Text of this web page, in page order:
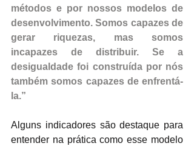
métodos e por nossos modelos de
desenvolvimento. Somos capazes de
gerar riquezas, mas somos
incapazes de distribuir. Se a
desigualdade foi construída por nós
também somos capazes de enfrentá-
la.”
Alguns indicadores são destaque para
entender na prática como esse modelo